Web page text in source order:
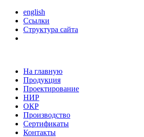
english
Ссылки
Структура сайта
На главную
Продукция
Проектирование
НИР
ОКР
Производство
Сертификаты
Контакты